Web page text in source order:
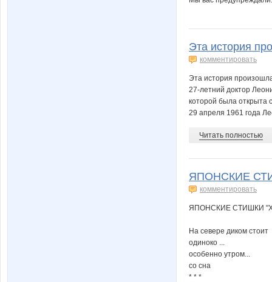
Эта история
комментировать
Эта история
27-летний доктор
которой была открыта
29 апреля 1961 года
Читать полностью
ЯПОНСКИЕ
комментировать
ЯПОНСКИЕ СТИШКИ
На севере диком стоит
одиноко ...
особенно утром...
со сна
* * *